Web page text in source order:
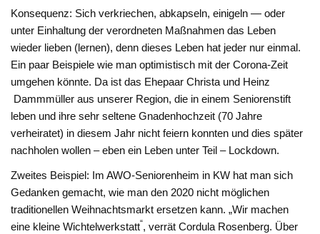
Konsequenz: Sich verkriechen, abkapseln, einigeln — oder
unter Einhaltung der verordneten Maßnahmen das Leben
wieder lieben (lernen), denn dieses Leben hat jeder nur einmal.
Ein paar Beispiele wie man optimistisch mit der Corona-Zeit
umgehen könnte. Da ist das Ehepaar Christa und Heinz
Dammmüller aus unserer Region, die in einem Seniorenstift
leben und ihre sehr seltene Gnadenhochzeit (70 Jahre
verheiratet) in diesem Jahr nicht feiern konnten und dies später
nachholen wollen – eben ein Leben unter Teil – Lockdown.
Zweites Beispiel: Im AWO-Seniorenheim in KW hat man sich
Gedanken gemacht, wie man den 2020 nicht möglichen
traditionellen Weihnachtsmarkt ersetzen kann. „Wir machen
eine kleine Wichtelwerkstatt“, verrät Cordula Rosenberg. Über